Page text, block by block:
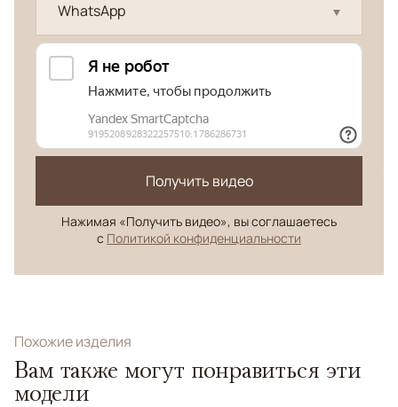
WhatsApp
Получить видео
Нажимая «Получить видео», вы соглашаетесь
с Политикой конфиденциальности
Похожие изделия
Вам также могут понравиться эти
модели